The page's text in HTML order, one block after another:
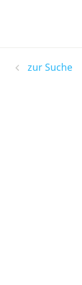
zur Suche